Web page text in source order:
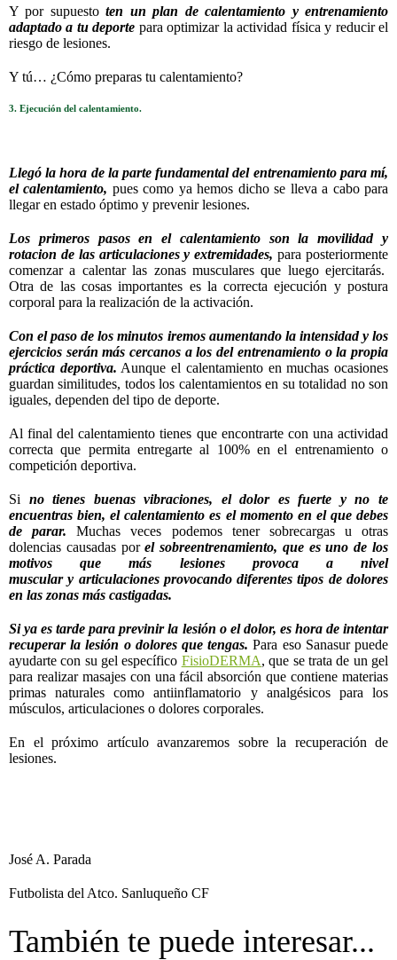
Y por supuestoten un plan de calentamiento y entrenamiento
adaptado a tu deporte para optimizar la actividad física y reducir el
riesgo de lesiones.
Y tú… ¿Cómo preparas tu calentamiento?
3. Ejecución del calentamiento.
Llegó la hora de la parte fundamental del entrenamiento para mí,
el calentamiento, pues como ya hemos dicho se lleva a cabo para
llegar en estado óptimo y prevenir lesiones.
Los primeros pasos en el calentamiento son la movilidad y
rotacion de las articulaciones y extremidades, para posteriormente
comenzar a calentar las zonas musculares que luego ejercitarás.
Otra de las cosas importantes es la correcta ejecución y postura
corporal para la realización de la activación.
Con el paso de los minutos iremos aumentando la intensidad y los
ejercicios serán más cercanos a los del entrenamiento o la propia
práctica deportiva. Aunque el calentamiento en muchas ocasiones
guardan similitudes, todos los calentamientos en su totalidad no son
iguales, dependen del tipo de deporte.
Al final del calentamiento tienes que encontrarte con una actividad
correcta que permita entregarte al 100% en el entrenamiento o
competición deportiva.
Si no tienes buenas vibraciones, el dolor es fuerte y no te
encuentras bien, el calentamiento es el momento en el que debes
de parar. Muchas veces podemos tener sobrecargas u otras
dolencias causadas porel sobreentrenamiento, que es uno de los
motivos que más lesiones provoca a nivel
muscular y articulaciones provocando diferentes tipos de dolores
en las zonas más castigadas.
Si ya es tarde para previnir la lesión o el dolor, es hora de intentar
recuperar la lesión o dolores que tengas. Para eso Sanasur puede
ayudarte con su gel específico FisioDERMA, que se trata de un gel
para realizar masajes con una fácil absorción que contiene materias
primas naturales como antiinflamatorio y analgésicos para los
músculos, articulaciones o dolores corporales.
En el próximo artículo avanzaremos sobre la recuperación de
lesiones.
José A. Parada
Futbolista del Atco. Sanluqueño CF
También te puede interesar...